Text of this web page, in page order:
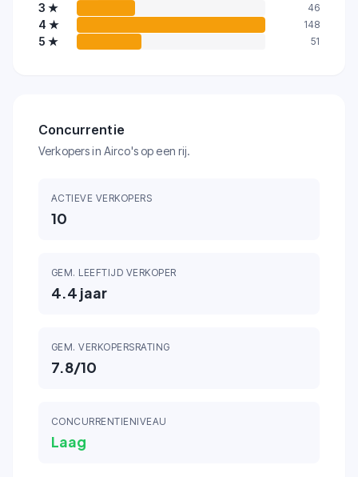
3 ★ 46
4 ★ 148
5 ★ 51
Concurrentie
Verkopers in Airco's op een rij.
ACTIEVE VERKOPERS
10
GEM. LEEFTIJD VERKOPER
4.4 jaar
GEM. VERKOPERSRATING
7.8/10
CONCURRENTIENIVEAU
Laag